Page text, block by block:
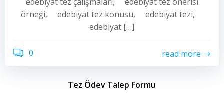
örneği, edebiyat tez konusu, edebiyat tezi,
edebiyat […]
0 read more
Tez Ödev Talep Formu